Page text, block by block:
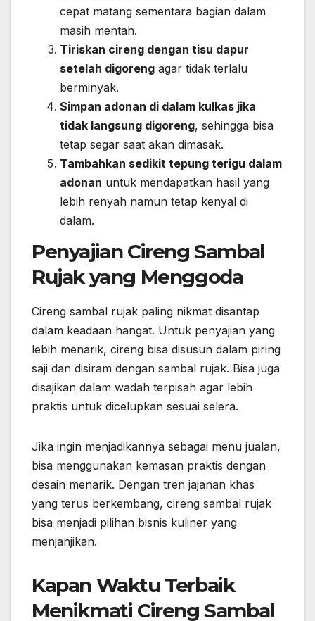
cepat matang sementara bagian dalam
masih mentah.
Tiriskan cireng dengan tisu dapur
setelah digoreng agar tidak terlalu
berminyak.
Simpan adonan di dalam kulkas jika
tidak langsung digoreng, sehingga bisa
tetap segar saat akan dimasak.
Tambahkan sedikit tepung terigu dalam
adonan untuk mendapatkan hasil yang
lebih renyah namun tetap kenyal di
dalam.
Penyajian Cireng Sambal
Rujak yang Menggoda
Cireng sambal rujak paling nikmat disantap
dalam keadaan hangat. Untuk penyajian yang
lebih menarik, cireng bisa disusun dalam piring
saji dan disiram dengan sambal rujak. Bisa juga
disajikan dalam wadah terpisah agar lebih
praktis untuk dicelupkan sesuai selera.
Jika ingin menjadikannya sebagai menu jualan,
bisa menggunakan kemasan praktis dengan
desain menarik. Dengan tren jajanan khas
yang terus berkembang, cireng sambal rujak
bisa menjadi pilihan bisnis kuliner yang
menjanjikan.
Kapan Waktu Terbaik
Menikmati Cireng Sambal